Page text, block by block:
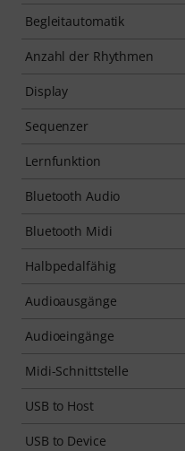
Begleitautomatik
Anzahl der Rhythmen
Display
Sequenzer
Lernfunktion
Bluetooth Audio
Bluetooth Midi
Halbpedalfähig
Audioausgänge
Audioeingänge
Midi-Schnittstelle
USB to Host
USB to Device